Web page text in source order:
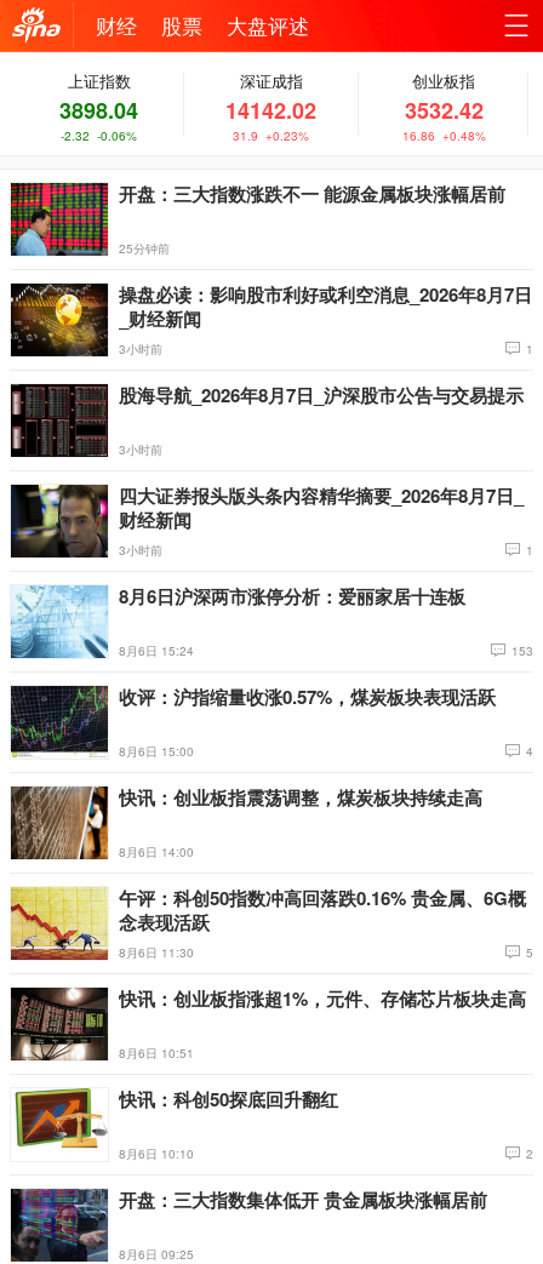
航
财经 股票 大盘评述
上证指数
3898.04
-2.32 -0.06%
深证成指
14142.02
31.9 +0.23%
创业板指
3532.42
16.86 +0.48%
开盘：三大指数涨跌不一 能源金属板块涨幅居前
25分钟前
操盘必读：影响股市利好或利空消息_2026年8月7日
_财经新闻
3小时前 1
股海导航_2026年8月7日_沪深股市公告与交易提示
3小时前
四大证券报头版头条内容精华摘要_2026年8月7日_
财经新闻
3小时前 1
8月6日沪深两市涨停分析：爱丽家居十连板
8月6日 15:24 153
收评：沪指缩量收涨0.57%，煤炭板块表现活跃
8月6日 15:00 4
快讯：创业板指震荡调整，煤炭板块持续走高
8月6日 14:00
午评：科创50指数冲高回落跌0.16% 贵金属、6G概
念表现活跃
8月6日 11:30 5
快讯：创业板指涨超1%，元件、存储芯片板块走高
8月6日 10:51
快讯：科创50探底回升翻红
8月6日 10:10 2
开盘：三大指数集体低开 贵金属板块涨幅居前
8月6日 09:25